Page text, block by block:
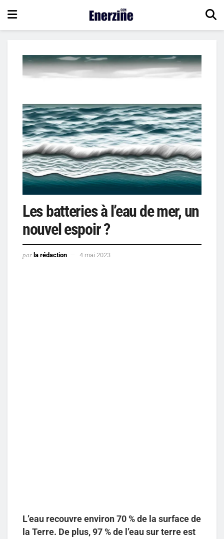
Les batteries à l’eau de mer, un
nouvel espoir ?
par la rédaction 4 mai 2023
L’eau recouvre environ 70 % de la surface de
la Terre. De plus, 97 % de l’eau sur terre est